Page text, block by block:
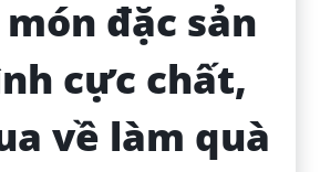
đặc sản
cực chất,
về làm quà